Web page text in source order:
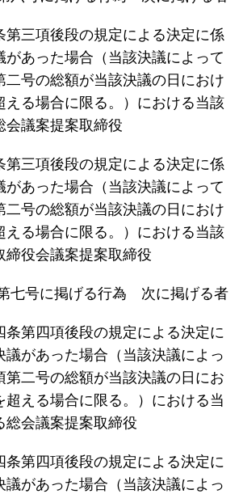
三項後段の規定による決定に係
があった場合（当該決議によって
二号の総額が当該決議の日におけ
える場合に限る。）における当該
会議案提案取締役
三項後段の規定による決定に係
があった場合（当該決議によって
二号の総額が当該決議の日におけ
える場合に限る。）における当該
締役会議案提案取締役
号に掲げる行為 次に掲げる者
第四項後段の規定による決定に
議があった場合（当該決議によっ
第二号の総額が当該決議の日にお
超える場合に限る。）における当
総会議案提案取締役
第四項後段の規定による決定に
議があった場合（当該決議によっ